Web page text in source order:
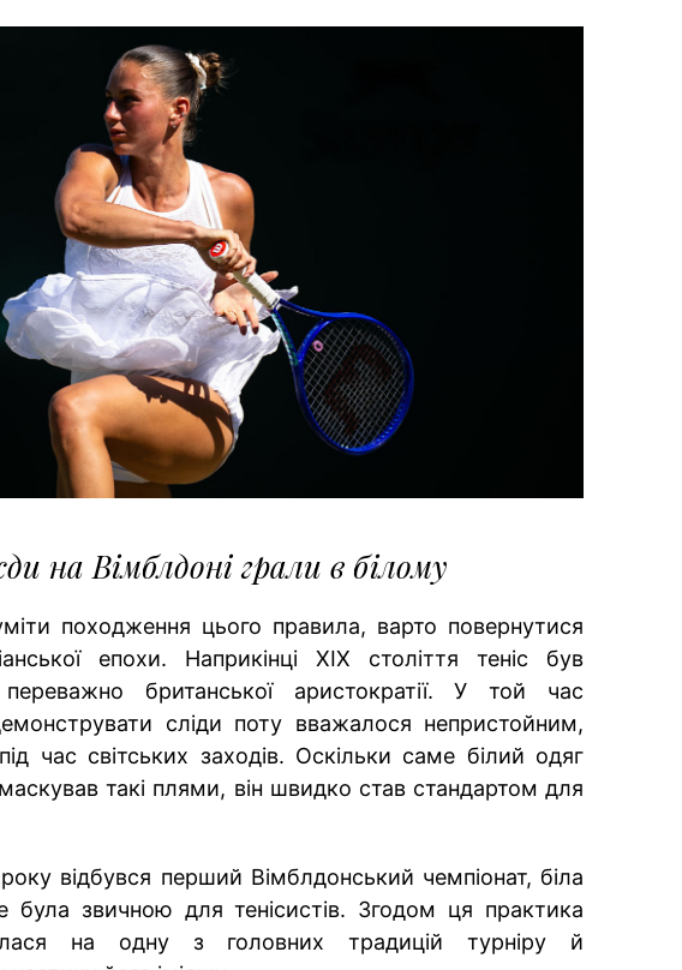
на Вімблдоні грали в білому
походження цього правила, варто повернутися
епохи. Наприкінці XIX століття теніс був
британської аристократії. У той час
сліди поту вважалося непристойним,
час світських заходів. Оскільки саме білий одяг
такі плями, він швидко став стандартом для
відбувся перший Вімблдонський чемпіонат, біла
звичною для тенісистів. Згодом ця практика
на одну з головних традицій турніру й